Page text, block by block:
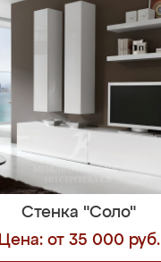
Стенка "Соло"
Цена: от 35 000 руб.